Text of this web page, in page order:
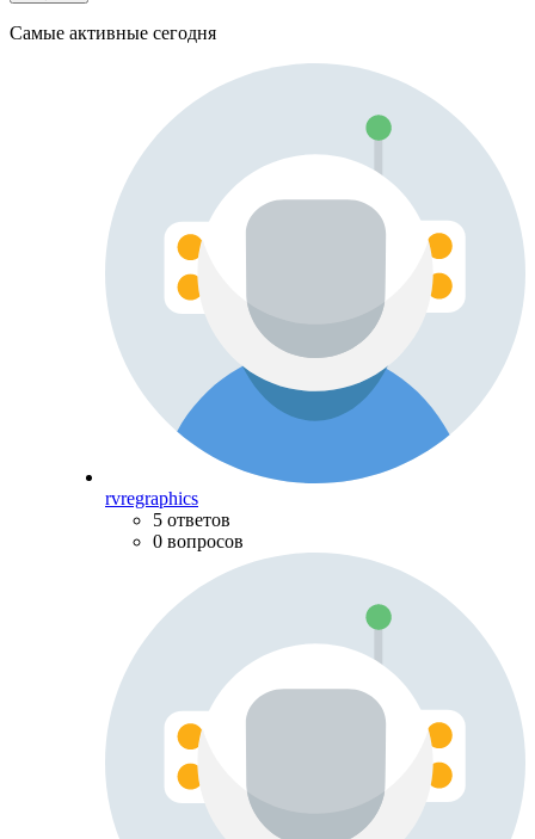
Самые активные сегодня
rvregraphics
5 ответов
0 вопросов